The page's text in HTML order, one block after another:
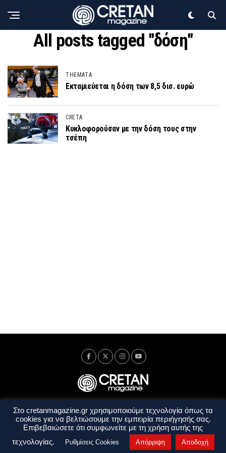
All posts tagged "δόση"
THEMATA
Εκταμιεύεται η δόση των 8,5 δισ. ευρώ
CRETA
Κυκλοφορούσαν με την δόση τους στην
τσέπη
Ταυτότητα Πολιτική Απορρήτου
Όροι Χρήσης
Όροι και Προϋποθέσεις
Στο cretanmagazine.gr χρησιμοποιούμε τεχνολογία όπως τα
cookies για να βελτιώσουμε την εμπειρία περιήγησής σας.
Επιβεβαιώσετε ότι συμφωνείτε με τη χρήση αυτής της
τεχνολογίας.
Ρυθμίσεις Cookies Απόρριψη Αποδοχή